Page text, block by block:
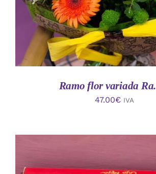
Ramo flor variada
47.00€ IVA